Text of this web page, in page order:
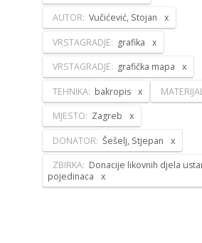
AUTOR: Vučićević, Stojan
VRSTAGRADJE: grafika
VRSTAGRADJE: grafička mapa
TEHNIKA: bakropis
MJESTO: Zagreb
DONATOR: Šešelj, Stjepan
ZBIRKA: Donacije likovnih djela
pojedinaca